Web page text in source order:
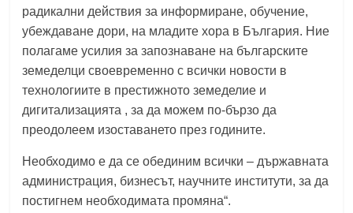
радикални действия за информиране, обучение,
убеждаване дори, на младите хора в България. Ние
полагаме усилия за запознаване на българските
земеделци своевременно с всички новости в
технологиите в престижното земеделие и
дигитализацията , за да можем по-бързо да
преодолеем изоставането през годините.
Необходимо е да се обединим всички – държавната
администрация, бизнесът, научните институти, за да
постигнем необходимата промяна“.